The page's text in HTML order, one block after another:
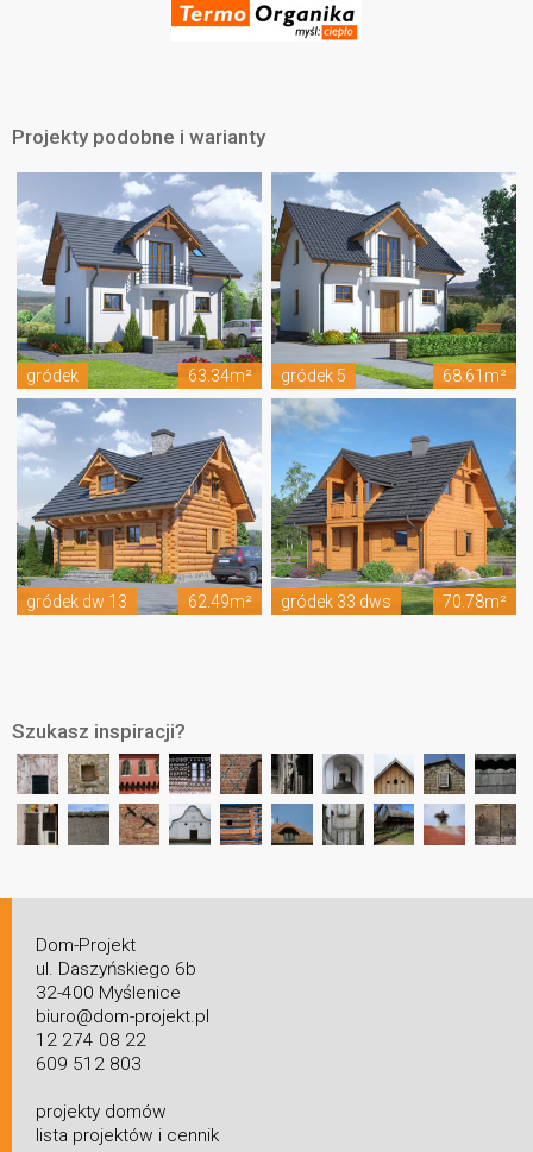
Projekty podobne i warianty
gródek 63.34m² gródek 5 68.61m²
gródek dw 13 62.49m² gródek 33 dws 70.78m²
Szukasz inspiracji?
Dom-Projekt
ul. Daszyńskiego 6b
32-400 Myślenice
biuro@dom-projekt.pl
12 274 08 22
609 512 803
projekty domów
lista projektów i cennik